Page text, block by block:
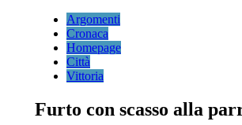
Argomenti
Cronaca
Homepage
Città
Vittoria
Furto con scasso alla